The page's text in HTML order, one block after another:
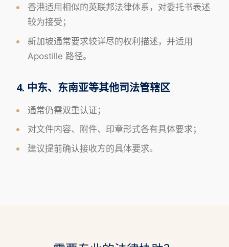
香港适用相似的英联邦法律体系，对委托书表述
较为接受；
新加坡通常要求较详尽的权利描述，并适用
Apostille 路径。
4. 中东、东南亚等其他司法管辖区
通常仍需双重认证；
对文件内容、附件、印章形式各有具体要求；
建议提前确认接收方的具体要求。